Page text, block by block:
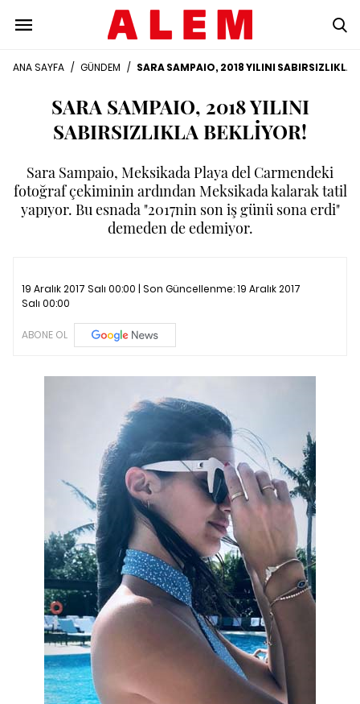
ANA SAYFA / GÜNDEM / SARA SAMPAIO, 2018 YILINI SABIRSIZLIKLA
SARA SAMPAIO, 2018 YILINI
SABIRSIZLIKLA BEKLİYOR!
Sara Sampaio, Meksikada Playa del Carmendeki
fotoğraf çekiminin ardından Meksikada kalarak tatil
yapıyor. Bu esnada "2017nin son iş günü sona erdi"
demeden de edemiyor.
19 Aralık 2017 Salı 00:00 | Son Güncellenme:19 Aralık 2017
Salı 00:00
ABONE OL